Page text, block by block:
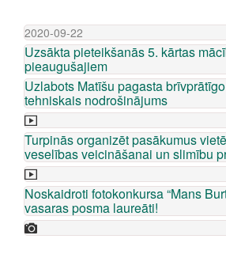
2020-09-22
Uzsākta pieteikšanās 5. kārtas
pieaugušajiem
Uzlabots Matīšu pagasta
tehniskais nodrošinājums
Turpinās organizēt pasākumus
veselības veicināšanai un slimību
Noskaidroti fotokonkursa “Mans
vasaras posma laureāti!